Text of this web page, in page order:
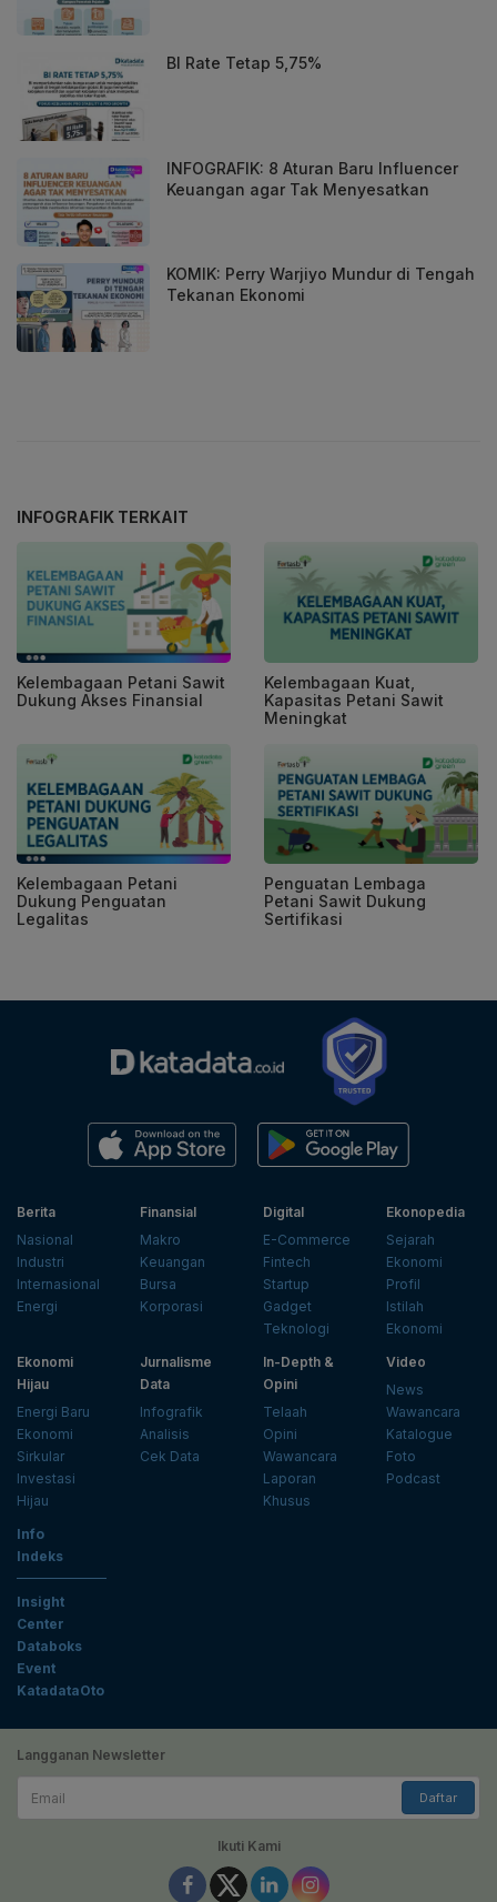
BI Rate Tetap 5,75%
INFOGRAFIK: 8 Aturan Baru Influencer
Keuangan agar Tak Menyesatkan
KOMIK: Perry Warjiyo Mundur di Tengah
Tekanan Ekonomi
INFOGRAFIK TERKAIT
Kelembagaan Petani Sawit
Dukung Akses Finansial
Kelembagaan Kuat,
Kapasitas Petani Sawit
Meningkat
Kelembagaan Petani
Dukung Penguatan
Legalitas
Penguatan Lembaga
Petani Sawit Dukung
Sertifikasi
Berita
Nasional
Industri
Internasional
Energi
Finansial
Makro
Keuangan
Bursa
Korporasi
Digital
E-Commerce
Fintech
Startup
Gadget
Teknologi
Ekonopedia
Sejarah
Ekonomi
Profil
Istilah
Ekonomi
Ekonomi
Hijau
Energi Baru
Ekonomi
Sirkular
Investasi
Hijau
Jurnalisme
Data
Infografik
Analisis
Cek Data
In-Depth &
Opini
Telaah
Opini
Wawancara
Laporan
Khusus
Video
News
Wawancara
Katalogue
Foto
Podcast
Info
Indeks
Insight
Center
Databoks
Event
KatadataOto
Langganan Newsletter
Daftar
Ikuti Kami